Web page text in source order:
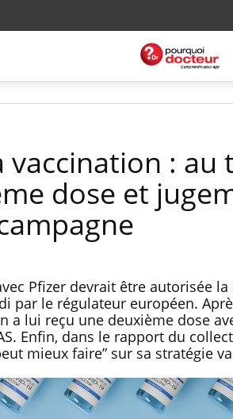
vaccination : au
dose et
Pfizer devrait être autorisée
par le régulateur européen.
a lui reçu une deuxième dose
Enfin, dans le rapport du
mieux faire” sur sa stratégie